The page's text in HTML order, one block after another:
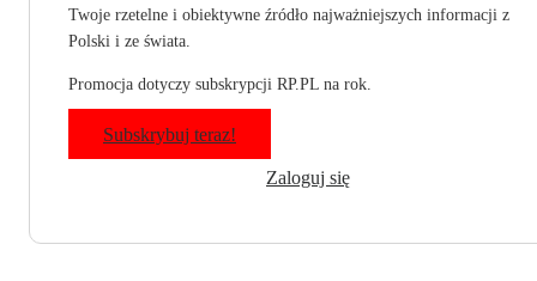
Twoje rzetelne i obiektywne źródło najważniejszych informacji z
Polski i ze świata.
Promocja dotyczy subskrypcji RP.PL na rok.
Subskrybuj teraz!
Zaloguj się